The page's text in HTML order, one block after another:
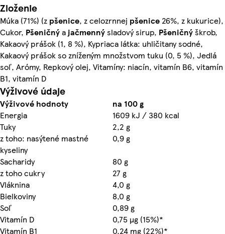
Zloženie
Múka (71%) (z pšenice, z celozrnnej pšenice 26%, z kukurice),
Cukor, Pšeničnýa jačmennýsladový sirup, Pšeničnýškrob,
Kakaový prášok (1, 8 %), Kypriaca látka: uhličitany sodné,
Kakaový prášok so zníženým množstvom tuku (0, 5 %), Jedlá
soľ, Arómy, Repkový olej, Vitamíny: niacín, vitamín B6, vitamín
B1, vitamín D
Výživové údaje
Výživové hodnoty
na 100 g
Energia
1609 kJ / 380 kcal
Tuky
2,2 g
z toho: nasýtené mastné
kyseliny
0,9 g
Sacharidy
80 g
z toho cukry
27 g
Vláknina
4,0 g
Bielkoviny
8,0 g
Soľ
0,89 g
Vitamín D
0,75 µg (15%)*
Vitamín B1
0,24 mg (22%)*